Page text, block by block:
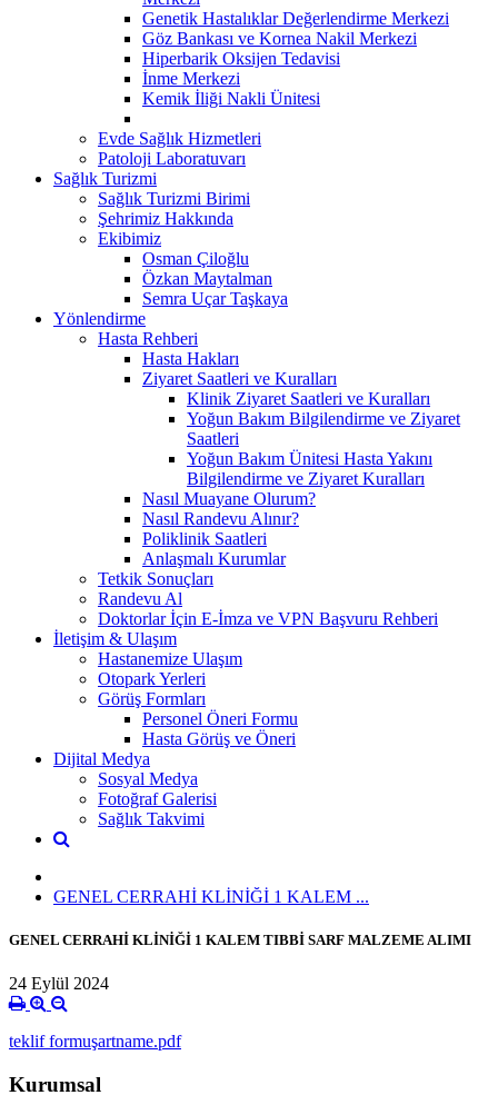
Genetik Hastalıklar Değerlendirme Merkezi
Göz Bankası ve Kornea Nakil Merkezi
Hiperbarik Oksijen Tedavisi
İnme Merkezi
Kemik İliği Nakli Ünitesi
Evde Sağlık Hizmetleri
Patoloji Laboratuvarı
Sağlık Turizmi
Sağlık Turizmi Birimi
Şehrimiz Hakkında
Ekibimiz
Osman Çiloğlu
Özkan Maytalman
Semra Uçar Taşkaya
Yönlendirme
Hasta Rehberi
Hasta Hakları
Ziyaret Saatleri ve Kuralları
Klinik Ziyaret Saatleri ve Kuralları
Yoğun Bakım Bilgilendirme ve Ziyaret
Saatleri
Yoğun Bakım Ünitesi Hasta Yakını
Bilgilendirme ve Ziyaret Kuralları
Nasıl Muayane Olurum?
Nasıl Randevu Alınır?
Poliklinik Saatleri
Anlaşmalı Kurumlar
Tetkik Sonuçları
Randevu Al
Doktorlar İçin E-İmza ve VPN Başvuru Rehberi
İletişim & Ulaşım
Hastanemize Ulaşım
Otopark Yerleri
Görüş Formları
Personel Öneri Formu
Hasta Görüş ve Öneri
Dijital Medya
Sosyal Medya
Fotoğraf Galerisi
Sağlık Takvimi
GENEL CERRAHİ KLİNİĞİ 1 KALEM ...
GENEL CERRAHİ KLİNİĞİ 1 KALEM TIBBİ SARF MALZEME ALIMI
24 Eylül 2024
teklif formuşartname.pdf
Kurumsal